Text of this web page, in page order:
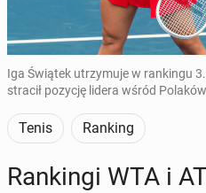
Iga Świątek utrzymuje w rankingu
stracił pozycję lidera wśród
Tenis Ranking
Ran­kin­gi WTA i